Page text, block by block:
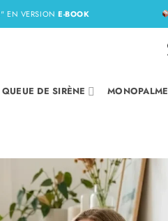
" EN VERSIONE-BOOK
QUEUE DE SIRÈNE MONOPALME